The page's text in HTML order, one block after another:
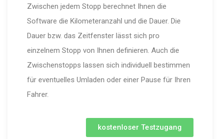
Zwischen jedem Stopp berechnet Ihnen die
Software die Kilometeranzahl und die Dauer. Die
Dauer bzw. das Zeitfenster lässt sich pro
einzelnem Stopp von Ihnen definieren. Auch die
Zwischenstopps lassen sich individuell bestimmen
für eventuelles Umladen oder einer Pause für Ihren
Fahrer.
kostenloser Testzugang